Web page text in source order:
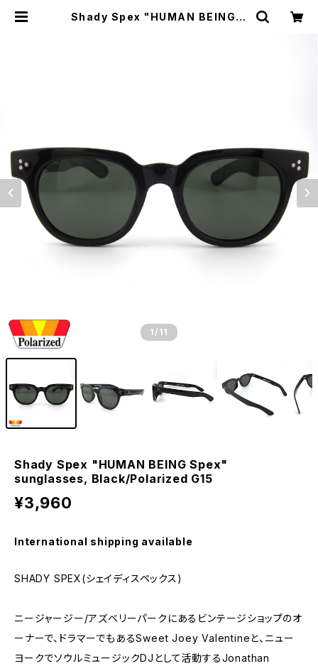
Shady Spex "HUMAN BEING S
1 /11
Shady Spex "HUMAN BEING Spex"
sunglasses, Black/Polarized G15
¥3,960
International shipping available
SHADY SPEX(シェイディスペックス)
ニージャージー/アズベリーパークにあるビンテージショップのオ
ーナーで、ドラマーでもあるSweet Joey Valentineと、ニュー
ヨークでソウルミュージックDJとして活動するJonathan